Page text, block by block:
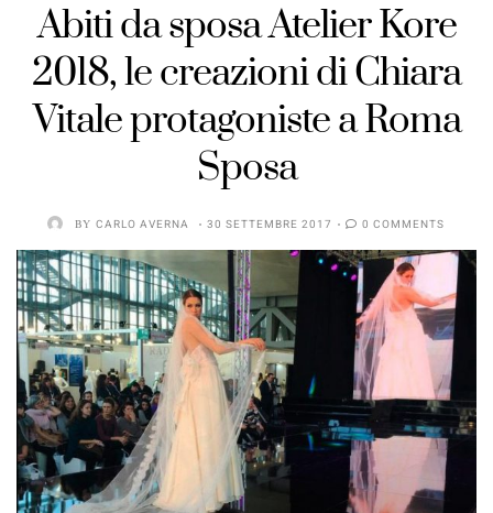
Abiti da sposa Atelier Kore
2018, le creazioni di Chiara
Vitale protagoniste a Roma
Sposa
BY CARLO AVERNA 30 SETTEMBRE 2017 0 COMMENTS